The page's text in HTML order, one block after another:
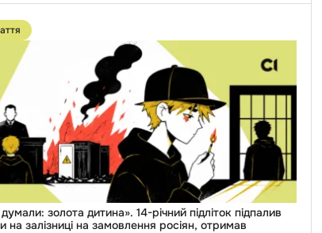
золота дитина». 14-річний підліток підпалив
на залізниці на замовлення росіян, отримав